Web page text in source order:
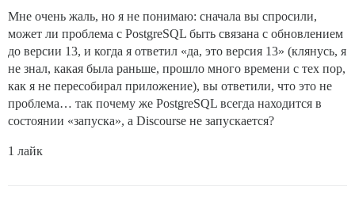
Мне очень жаль, но я не понимаю: сначала вы спросили,
может ли проблема с PostgreSQL быть связана с обновлением
до версии 13, и когда я ответил «да, это версия 13» (клянусь, я
не знал, какая была раньше, прошло много времени с тех пор,
как я не пересобирал приложение), вы ответили, что это не
проблема… так почему же PostgreSQL всегда находится в
состоянии «запуска», а Discourse не запускается?
1 лайк